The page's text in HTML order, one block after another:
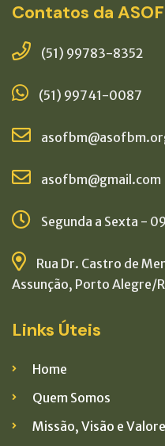
Contatos da
(51) 99783-8352
(51) 99741-0087
asofbm@gmail.com
Segunda a Sexta -
Rua Dr. Castro de
Assunção, Porto Alegre/
Links Úteis
Home
Quem Somos
Missão, Visão e